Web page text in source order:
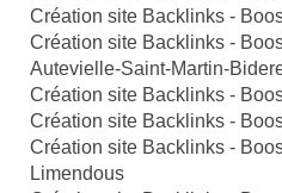
Création site Backlinks -
Création site Backlinks -
Autevielle-Saint-Martin-
Création site Backlinks -
Création site Backlinks -
Création site Backlinks -
Limendous